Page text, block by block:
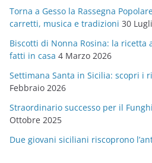
o
r
i
e
Torna a Gesso la Rassegna
carretti, musica e tradizioni 30
Biscotti di Nonna Rosina: la ricetta
fatti in casa 4 Marzo 2026
Settimana Santa in Sicilia: scopri i
Febbraio 2026
Straordinario successo per il
Ottobre 2025
Due giovani siciliani riscoprono